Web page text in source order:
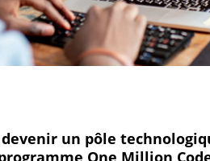
un pôle
One Million